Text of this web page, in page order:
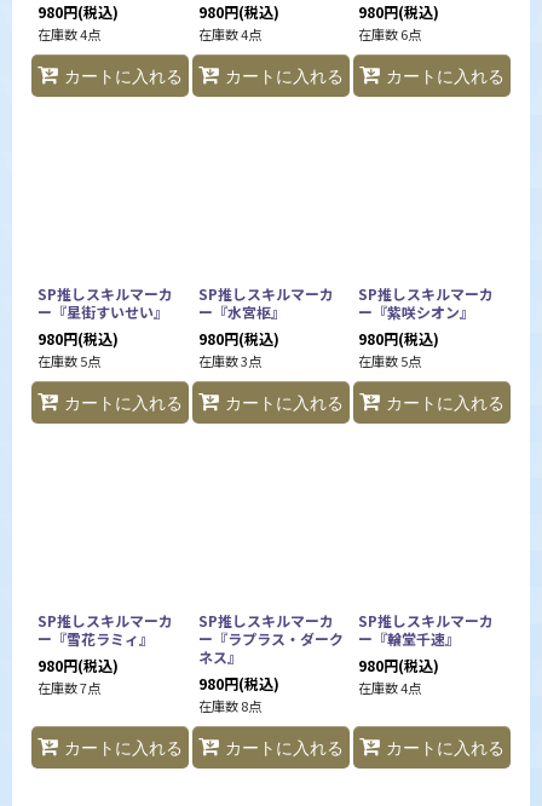
980円(税込)
在庫数 4点
カートに入れる
980円(税込)
在庫数 4点
カートに入れる
980円(税込)
在庫数 6点
カートに入れる
SP推しスキルマーカ
ー『星街すいせい』
980円(税込)
在庫数 5点
カートに入れる
SP推しスキルマーカ
ー『水宮枢』
980円(税込)
在庫数 3点
カートに入れる
SP推しスキルマーカ
ー『紫咲シオン』
980円(税込)
在庫数 5点
カートに入れる
SP推しスキルマーカ
ー『雪花ラミィ』
980円(税込)
在庫数 7点
カートに入れる
SP推しスキルマーカ
ー『ラプラス・ダーク
ネス』
980円(税込)
在庫数 8点
カートに入れる
SP推しスキルマーカ
ー『輪堂千速』
980円(税込)
在庫数 4点
カートに入れる